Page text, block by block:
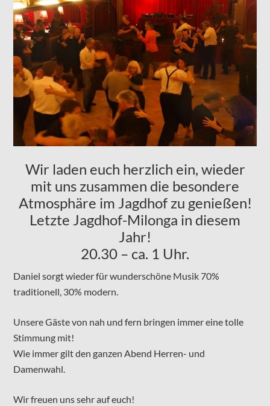
Wir laden euch herzlich ein, wieder
mit uns zusammen die besondere
Atmosphäre im Jagdhof zu genießen!
Letzte Jagdhof-Milonga in diesem
Jahr!
20.30 – ca. 1 Uhr.
Daniel sorgt wieder für wunderschöne Musik 70%
traditionell, 30% modern.
Unsere Gäste von nah und fern bringen immer eine tolle
Stimmung mit!
Wie immer gilt den ganzen Abend Herren- und
Damenwahl.
Wir freuen uns sehr auf euch!